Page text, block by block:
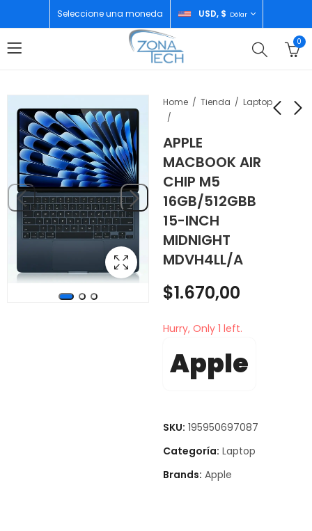
Seleccione una moneda USD, $ Dólar
0
Home Tienda Laptop
APPLE
MACBOOK AIR
CHIP M5
16GB/512GBB
15-INCH
MIDNIGHT
MDVH4LL/A
NEO A18 PRO
8GB/512GB 13-INCH
INDIGO MHFG4LL/A
$912,00
DE ENERGIA PORTATIL
RIVER 3 EFR705
$250,00
$1.670,00
Hurry, Only 1 left.
Apple
SKU: 195950697087
Categoría: Laptop
Brands: Apple